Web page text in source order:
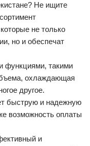
Не ищите
не только
но и обеспечат
функциями, такими
охлаждающая
другое.
быструю и надежную
возможность оплаты
и